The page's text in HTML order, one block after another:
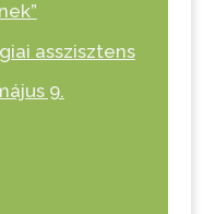
asszisztens
9.